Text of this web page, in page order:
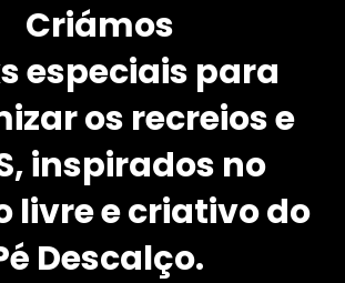
Criámos
especiais para
os recreios e
inspirados no
livre e criativo do
Descalço.